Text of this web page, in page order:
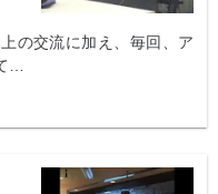
の交流に加え、毎回、ア
…